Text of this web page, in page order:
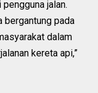
jalan.
bergantung pada
dalam
kereta api,”